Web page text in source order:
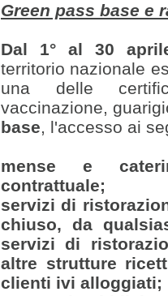
Green pass base e
Dal 1° al 30
territorio nazionale
una delle
vaccinazione,
base, l'accesso ai
mense e
contrattuale;
servizi di
chiuso, da
servizi di
altre strutture
clienti ivi alloggiati;